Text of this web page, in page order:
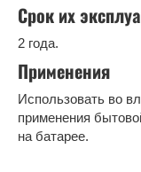
Срок их
2 года.
Применения
Использовать во
применения
на батарее.